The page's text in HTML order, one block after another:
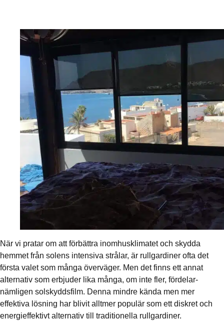
När vi pratar om att förbättra inomhusklimatet och skydda
hemmet från solens intensiva strålar, är rullgardiner ofta det
första valet som många överväger. Men det finns ett annat
alternativ som erbjuder lika många, om inte fler, fördelar-
nämligen solskyddsfilm. Denna mindre kända men mer
effektiva lösning har blivit alltmer populär som ett diskret och
energieffektivt alternativ till traditionella rullgardiner.